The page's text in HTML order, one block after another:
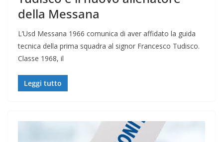
della Messana
L’Usd Messana 1966 comunica di aver affidato la guida
tecnica della prima squadra al signor Francesco Tudisco.
Classe 1968, il
Leggi tutto